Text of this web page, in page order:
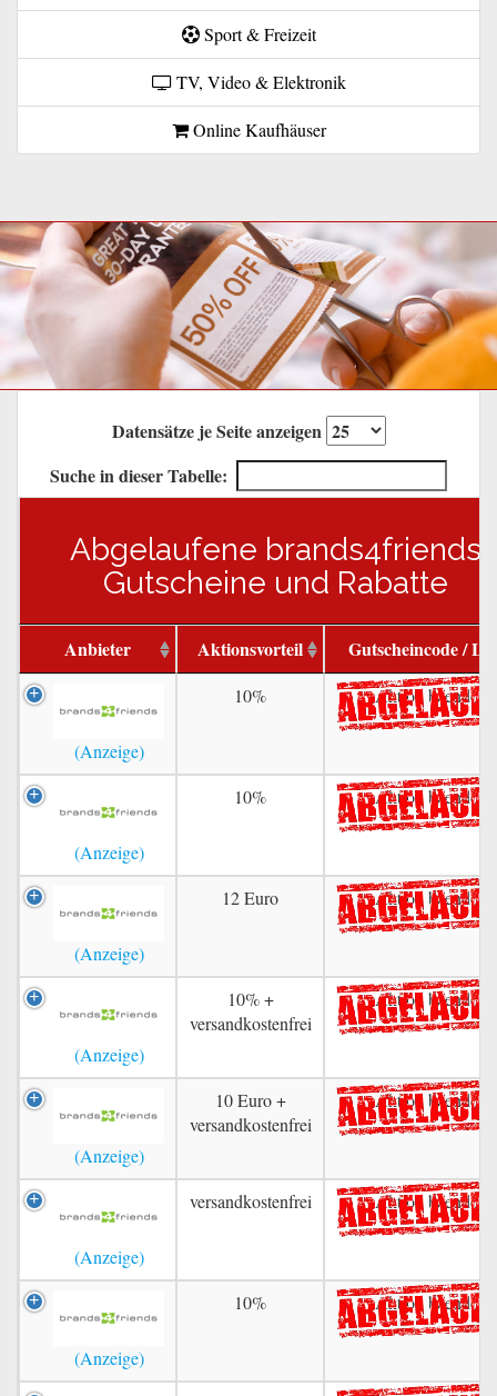
Sport & Freizeit
TV, Video & Elektronik
Online Kaufhäuser
Datensätze je Seite anzeigen
Suche in dieser Tabelle:
Abgelaufene brands4friends
Gutscheine und Rabatte
Anbieter Aktionsvorteil Gutscheincode /
10% Aktion beendet
10% Aktion beendet
12 Euro Aktion beendet
10% +
versandkostenfrei
Aktion beendet
10 Euro +
versandkostenfrei
Aktion beendet
versandkostenfrei Aktion beendet
10% Aktion beendet